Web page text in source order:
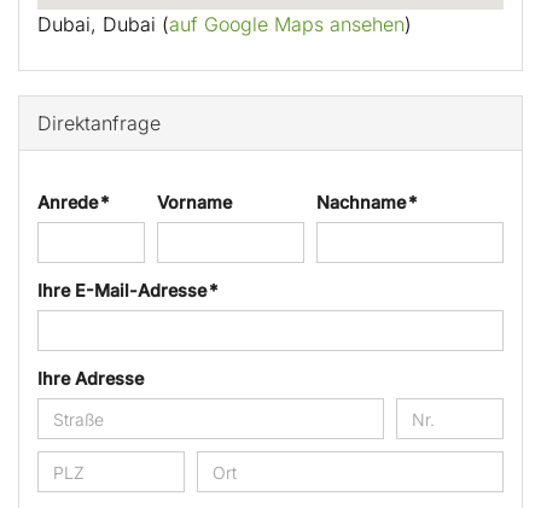
Dubai, Dubai (auf Google Maps ansehen)
Direktanfrage
Anrede * Vorname Nachname *
Ihre E-Mail-Adresse *
Ihre Adresse